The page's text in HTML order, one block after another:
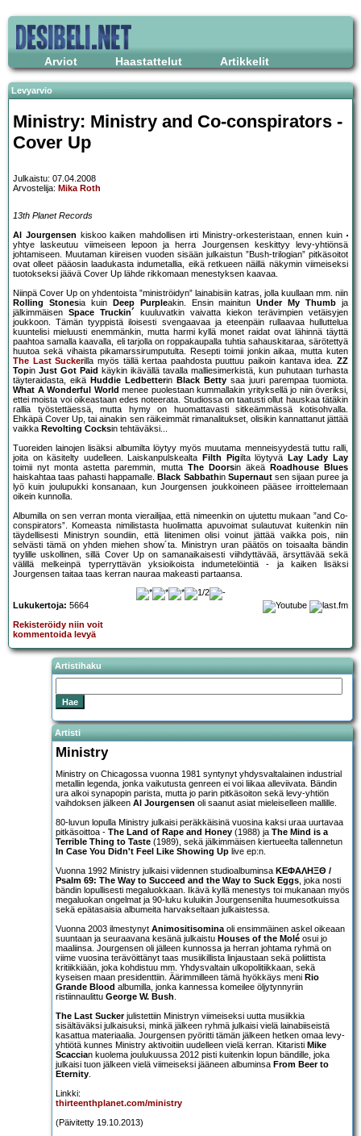
Arviot Haastattelut Artikkelit
Levyarvio
Ministry: Ministry and Co-conspirators -
Cover Up
Julkaistu: 07.04.2008
Arvostelija: Mika Roth
13th Planet Records
Al Jourgensen kiskoo kaiken mahdollisen irti Ministry-orkesteristaan, ennen kuin
yhtye laskeutuu viimeiseen lepoon ja herra Jourgensen keskittyy levy-yhtiönsä
johtamiseen. Muutaman kiireisen vuoden sisään julkaistun ”Bush-trilogian” pitkäsoitot
ovat olleet pääosin laadukasta indumetallia, eikä retkueen näillä näkymin viimeiseksi
tuotokseksi jäävä Cover Up lähde rikkomaan menestyksen kaavaa.
Niinpä Cover Up on yhdentoista ”ministröidyn” lainabisiin katras, jolla kuullaan mm. niin
Rolling Stonesia kuin Deep Purpleakin. Ensin mainitunUnder My Thumb ja
jälkimmäisen Space Truckin´
kuuluvatkin vaivatta kiekon terävimpien vetäisyjen
joukkoon. Tämän tyyppistä iloisesti svengaavaa ja eteenpäin rullaavaa hulluttelua
kuuntelisi mieluusti enemmänkin, mutta harmi kyllä monet raidat ovat lähinnä täyttä
paahtoa samalla kaavalla, eli tarjolla on roppakaupalla tuhtia sahauskitaraa, särötettyä
huutoa sekä vihaista pikamarssirumputulta. Resepti toimii jonkin aikaa, mutta kuten
The Last Suckerilla myös tällä kertaa paahdosta puuttuu paikoin kantava idea.ZZ
Topin Just Got Paid käykin ikävällä tavalla malliesimerkistä, kun puhutaan turhasta
täyteraidasta, eikä Huddie Ledbetterin Black Betty saa juuri parempaa tuomiota.
What A Wonderful World menee puolestaan kummallakin yrityksellä jo niin överiksi,
ettei moista voi oikeastaan edes noteerata. Studiossa on taatusti ollut hauskaa tätäkin
rallia työstettäessä, mutta hymy on huomattavasti sitkeämmässä kotisohvalla.
Ehkäpä Cover Up, tai ainakin sen räikeimmät rimanalitukset, olisikin kannattanut jättää
vaikka Revolting Cocksin tehtäväksi...
Tuoreiden lainojen lisäksi albumilta löytyy myös muutama menneisyydestä tuttu ralli,
joita on käsitelty uudelleen. Laiskanpulskealta
Filth Pigilta löytyvä
Lay Lady Lay
toimii nyt monta astetta paremmin, mutta The Doorsin äkeä
Roadhouse Blues
haiskahtaa taas pahasti happamalle. Black Sabbathin Supernautsen sijaan puree ja
lyö kuin joulupukki konsanaan, kun Jourgensen joukkoineen pääsee irroittelemaan
oikein kunnolla.
Albumilla on sen verran monta vierailijaa, että nimeenkin on ujutettu mukaan ”and Co-
conspirators”. Komeasta nimilistasta huolimatta apuvoimat sulautuvat kuitenkin niin
täydellisesti Ministryn soundiin, että liitenimen olisi voinut jättää vaikka pois, niin
selvästi tämä on yhden miehen show´ta. Ministryn uran päätös on toisaalta bändin
tyylille uskollinen, sillä Cover Up on samanaikaisesti viihdyttävää, ärsyttävää sekä
välillä melkeinpä typerryttävän yksioikoista indumetelöintiä - ja kaiken lisäksi
Jourgensen taitaa taas kerran nauraa makeasti partaansa.
Lukukertoja: 5664
Rekisteröidy niin voit
kommentoida levyä
Artistihaku
Artisti
Ministry
Ministry on Chicagossa vuonna 1981 syntynyt yhdysvaltalainen industrial
metallin legenda, jonka vaikutusta genreen ei voi liikaa alleviivata. Bändin
ura alkoi synapopin parista, mutta jo parin pitkäsoiton sekä levy-yhtiön
vaihdoksen jälkeen Al Jourgensen oli saanut asiat mieleiselleen mallille.
80-luvun lopulla Ministry julkaisi peräkkäisinä vuosina kaksi uraa uurtavaa
pitkäsoittoa - The Land of Rape and Honey (1988) ja The Mind is a
Terrible Thing to Taste (1989), sekä jälkimmäisen kiertueelta tallennetun
In Case You Didn't Feel Like Showing Up live ep:n.
Vuonna 1992 Ministry julkaisi viidennen studioalbuminsa ΚΕΦΑΛΗΞΘ /
Psalm 69: The Way to Succeed and the Way to Suck Eggs , joka nosti
bändin lopullisesti megaluokkaan. Ikävä kyllä menestys toi mukanaan myös
megaluokan ongelmat ja 90-luku kuluikin Jourgensenilta huumesotkuissa
sekä epätasaisia albumeita harvakseltaan julkaistessa.
Vuonna 2003 ilmestynyt Animositisomina oli ensimmäinen askel oikeaan
suuntaan ja seuraavana kesänä julkaistu Houses of the Molé osui jo
maaliinsa. Jourgensen oli jälleen kunnossa ja herran johtama ryhmä on
viime vuosina terävöittänyt taas musiikillista linjaustaan sekä poliittista
kritiikkiään, joka kohdistuu mm. Yhdysvaltain ulkopolitiikkaan, sekä
kyseisen maan presidenttiin. Äärimmilleen tämä hyökkäys meni Rio
Grande Blood albumilla, jonka kannessa komeilee öljytynnyriin
ristiinnaulittu George W. Bush
The Last Suckerjulistettiin Ministryn viimeiseksi uutta musiikkia
sisältäväksi julkaisuksi, minkä jälkeen ryhmä julkaisi vielä lainabiiseistä
kasattua materiaalia. Jourgensen pyöritti tämän jälkeen hetken omaa levy-
yhtiötä kunnes Ministry aktivoitiin uudelleen vielä kerran. Kitaristi Mike
Scaccian kuolema joulukuussa 2012 pisti kuitenkin lopun bändille, joka
julkaisi tuon jälkeen vielä viimeiseksi jääneen albuminsa From Beer to
Eternity
Linkki:
thirteenthplanet.com/ministry
(Päivitetty 19.10.2013)